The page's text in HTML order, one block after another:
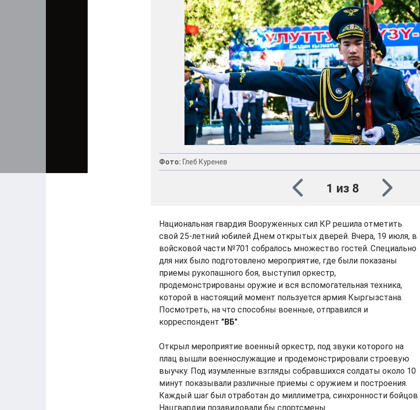
Фото: Глеб Куренев
1 из 8
Национальная гвардия Вооруженных сил КР решила отметить
свой 25-летний юбилей Днем открытых дверей. Вчера, 19 июля, в
войсковой части №701 собралось множество гостей. Специально
для них было подготовлено мероприятие, где были показаны
приемы рукопашного боя, выступил оркестр,
продемонстрированы оружие и вся вспомогательная техника,
которой в настоящий момент пользуется армия Кыргызстана.
Посмотреть, на что способны военные, отправился и
корреспондент "ВБ".
Открыл мероприятие военный оркестр, под звуки которого на
плац вышли военнослужащие и продемонстрировали строевую
выучку. Под изумленные взгляды собравшихся солдаты около 10
минут показывали различные приемы с оружием и построения.
Каждый шаг был отработан до миллиметра, синхронности бойцов
Нацгвардии позавидовали бы спортсмены.